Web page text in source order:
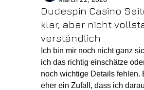
Dudespin Casino
klar, aber nicht
verständlich
Ich bin mir noch nicht ganz
ich das richtig einschätze
noch wichtige Details fehlen.
eher ein Zufall, dass ich